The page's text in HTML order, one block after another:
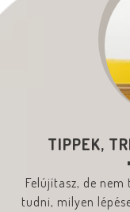
TIPPEK,
Felújítasz, de
tudni, milyen